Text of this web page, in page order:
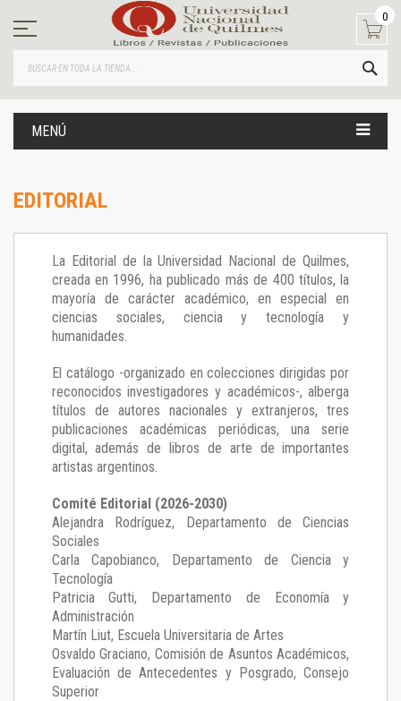
contenido
0
MENÚ
EDITORIAL
La Editorial de la Universidad Nacional de Quilmes,
creada en 1996, ha publicado más de 400 títulos, la
mayoría de carácter académico, en especial en
ciencias sociales, ciencia y tecnología y
humanidades.
El catálogo -organizado en colecciones dirigidas por
reconocidos investigadores y académicos-, alberga
títulos de autores nacionales y extranjeros, tres
publicaciones académicas periódicas, una serie
digital, además de libros de arte de importantes
artistas argentinos.
Comité Editorial (2026-2030)
Alejandra Rodríguez, Departamento de Ciencias
Sociales
Carla Capobianco, Departamento de Ciencia y
Tecnología
Patricia Gutti, Departamento de Economía y
Administración
Martín Liut, Escuela Universitaria de Artes
Osvaldo Graciano, Comisión de Asuntos Académicos,
Evaluación de Antecedentes y Posgrado, Consejo
Superior